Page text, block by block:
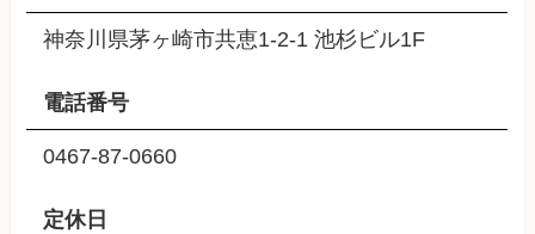
神奈川県茅ヶ崎市共恵1-2-1 池杉ビル1F
電話番号
0467-87-0660
定休日